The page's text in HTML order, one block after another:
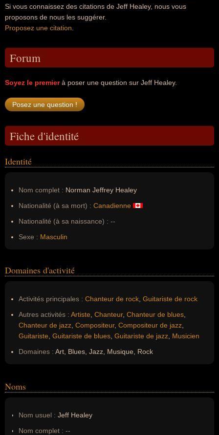
Si vous connaissez des citations de Jeff Healey, nous vous
proposons de nous les suggérer.
Proposez une citation
Forum
Soyez le premierà poser une question sur Jeff Healey.
Fiche d'identité
Identité
Nom complet : Norman Jeffrey Healey
Nationalité (à sa mort) : Canadienne
Nationalité (à sa naissance) : --
Sexe : Masculin
Domaines d'activité
Activités principales : Chanteur de rock Guitariste de rock
Autres activités : Artiste Chanteur, Chanteur de blues
Chanteur de jazz Compositeur, Compositeur de jazz
Guitariste Guitariste de blues Guitariste de jazz Musicien
Domaines : Art, Blues, Jazz, Musique, Rock
Noms
Nom usuel : Jeff Healey
Nom complet : --